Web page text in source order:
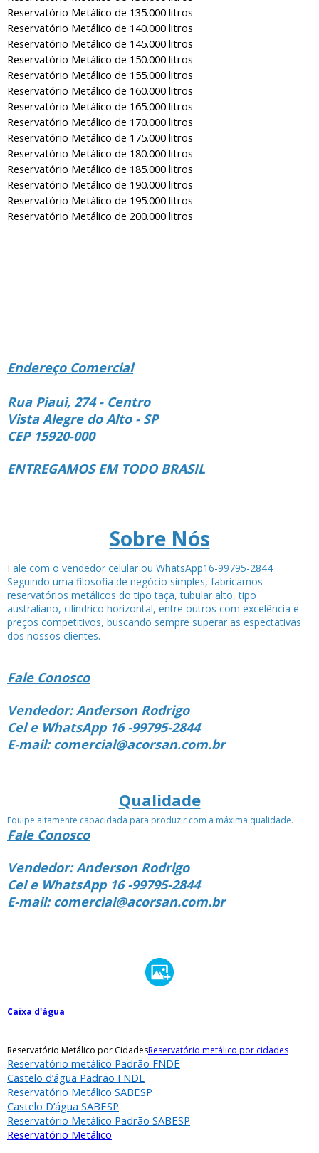
Reservatório Metálico de 135.000 litros
Reservatório Metálico de 140.000 litros
Reservatório Metálico de 145.000 litros
Reservatório Metálico de 150.000 litros
Reservatório Metálico de 155.000 litros
Reservatório Metálico de 160.000 litros
Reservatório Metálico de 165.000 litros
Reservatório Metálico de 170.000 litros
Reservatório Metálico de 175.000 litros
Reservatório Metálico de 180.000 litros
Reservatório Metálico de 185.000 litros
Reservatório Metálico de 190.000 litros
Reservatório Metálico de 195.000 litros
Reservatório Metálico de 200.000 litros
Endereço Comercial
Rua Piaui, 274 - Centro
Vista Alegre do Alto - SP
CEP 15920-000
ENTREGAMOS EM TODO BRASIL
Sobre Nós
Fale com o vendedor celular ou WhatsApp16-99795-2844
Seguindo uma filosofia de negócio simples, fabricamos
reservatórios metálicos do tipo taça, tubular alto, tipo
australiano, cilíndrico horizontal, entre outros com excelência e
preços competitivos, buscando sempre superar as espectativas
dos nossos clientes.
Fale Conosco
Vendedor: Anderson Rodrigo
Cel e WhatsApp 16 -99795-2844
E-mail: comercial@acorsan.com.br
Qualidade
Equipe altamente capacidada para produzir com a máxima qualidade.
Fale Conosco
Vendedor: Anderson Rodrigo
Cel e WhatsApp 16 -99795-2844
E-mail: comercial@acorsan.com.br
Caixa d'água
Reservatório Metálico por CidadesReservatório metálico por cidades
Reservatório metálico Padrão FNDE
Castelo d’água Padrão FNDE
Reservatório Metálico SABESP
Castelo D’água SABESP
Reservatório Metálico Padrão SABESP
Reservatório Metálico